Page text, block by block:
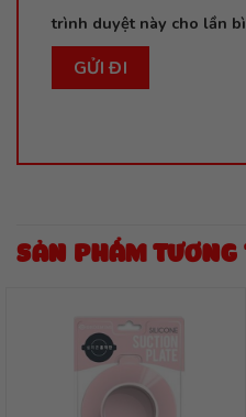
trình duyệt này cho lần
SẢN PHẨM TƯƠNG